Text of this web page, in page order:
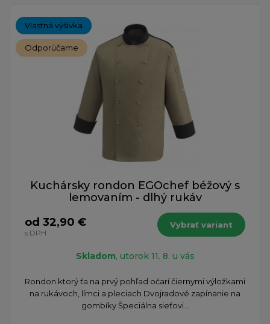
Vlastná výšivka
Odporúčame
Kuchársky rondon EGOchef béžový s
lemovaním - dlhý rukáv
od 32,90 €
s DPH
Vybrať variant
Skladom, utorok 11. 8. u vás
Rondon ktorý ťa na prvý pohľad očarí čiernymi výložkami
na rukávoch, límci a pleciach Dvojradové zapínanie na
gombíky Špeciálna sieťovi...